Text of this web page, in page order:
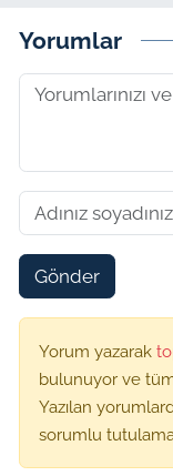
Yorumlar
Gönder
Yorum yazarak
bulunuyor ve
Yazılan
sorumlu